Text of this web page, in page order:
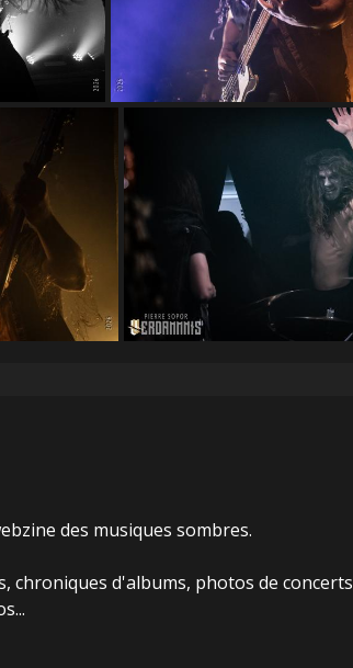
des musiques sombres.
chroniques d'albums, photos de concerts